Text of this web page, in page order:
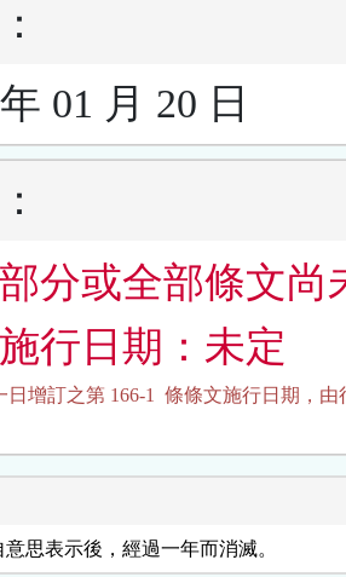
01 月 20 日
分或全部條文尚
行日期：未定
日增訂之第 166-1  條條文施行日期，由
思表示後，經過一年而消滅。